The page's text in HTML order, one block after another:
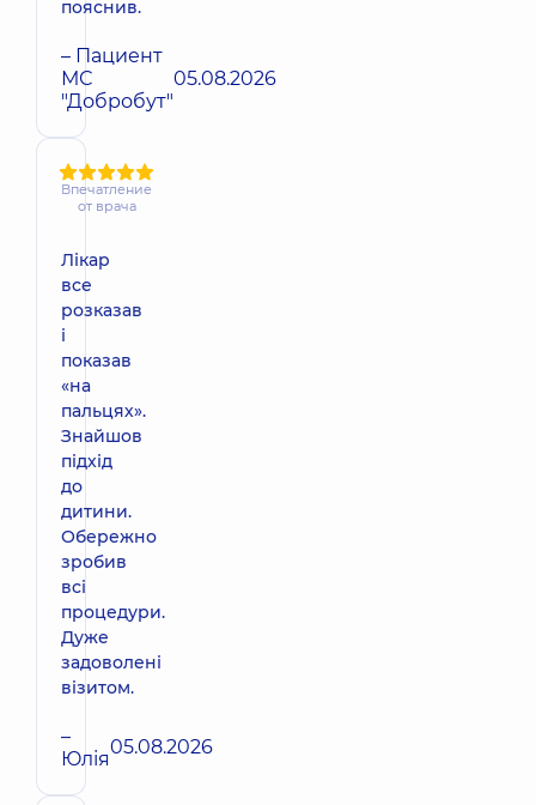
пояснив.
– Пациент
МС
"Добробут"
05.08.2026
Впечатление
от врача
Лікар
все
розказав
і
показав
«на
пальцях».
Знайшов
підхід
до
дитини.
Обережно
зробив
всі
процедури.
Дуже
задоволені
візитом.
–
Юлія05.08.2026